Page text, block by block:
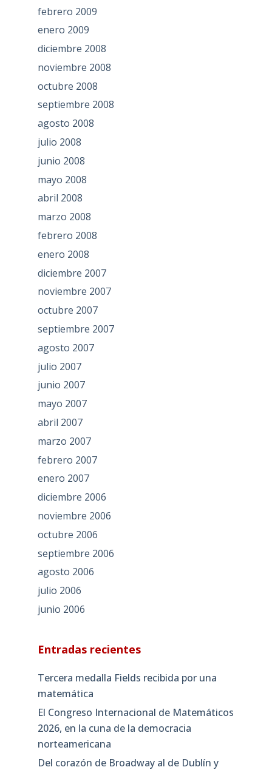
febrero 2009
enero 2009
diciembre 2008
noviembre 2008
octubre 2008
septiembre 2008
agosto 2008
julio 2008
junio 2008
mayo 2008
abril 2008
marzo 2008
febrero 2008
enero 2008
diciembre 2007
noviembre 2007
octubre 2007
septiembre 2007
agosto 2007
julio 2007
junio 2007
mayo 2007
abril 2007
marzo 2007
febrero 2007
enero 2007
diciembre 2006
noviembre 2006
octubre 2006
septiembre 2006
agosto 2006
julio 2006
junio 2006
Entradas recientes
Tercera medalla Fields recibida por una
matemática
El Congreso Internacional de Matemáticos
2026, en la cuna de la democracia
norteamericana
Del corazón de Broadway al de Dublín y